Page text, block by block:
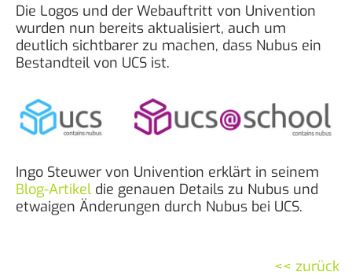
Die Logos und der Webauftritt von Univention
wurden nun bereits aktualisiert, auch um
deutlich sichtbarer zu machen, dass Nubus ein
Bestandteil von UCS ist.
Ingo Steuwer von Univention erklärt in seinem
Blog-Artikeldie genauen Details zu Nubus und
etwaigen Änderungen durch Nubus bei UCS.
<< zurück